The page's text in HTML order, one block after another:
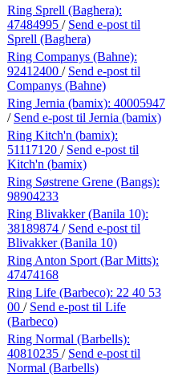
Ring Sprell (Baghera):
47484995 / Send e-post til
Sprell (Baghera)
Ring Companys (Bahne):
92412400 / Send e-post til
Companys (Bahne)
Ring Jernia (bamix): 40005947
/ Send e-post til Jernia (bamix)
Ring Kitch'n (bamix):
51117120 / Send e-post til
Kitch'n (bamix)
Ring Søstrene Grene (Bangs):
98904233
Ring Blivakker (Banila 10):
38189874 / Send e-post til
Blivakker (Banila 10)
Ring Anton Sport (Bar Mitts):
47474168
Ring Life (Barbeco): 22 40 53
00 / Send e-post til Life
(Barbeco)
Ring Normal (Barbells):
40810235 / Send e-post til
Normal (Barbells)